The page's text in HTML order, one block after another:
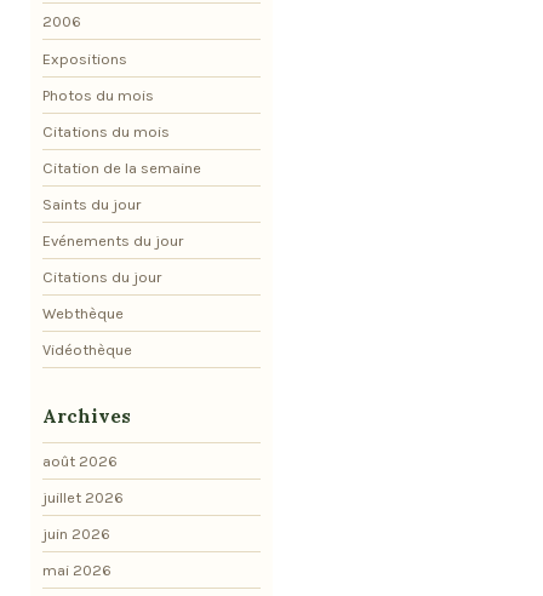
2006
Expositions
Photos du mois
Citations du mois
Citation de la semaine
Saints du jour
Evénements du jour
Citations du jour
Webthèque
Vidéothèque
Archives
août 2026
juillet 2026
juin 2026
mai 2026